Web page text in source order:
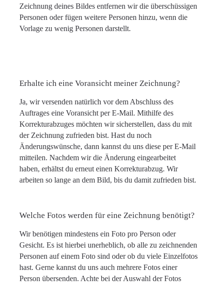
Zeichnung deines Bildes entfernen wir die überschüssigen
Personen oder fügen weitere Personen hinzu, wenn die
Vorlage zu wenig Personen darstellt.
Erhalte ich eine Voransicht meiner Zeichnung?
Ja, wir versenden natürlich vor dem Abschluss des
Auftrages eine Voransicht per E-Mail. Mithilfe des
Korrekturabzuges möchten wir sicherstellen, dass du mit
der Zeichnung zufrieden bist. Hast du noch
Änderungswünsche, dann kannst du uns diese per E-Mail
mitteilen. Nachdem wir die Änderung eingearbeitet
haben, erhältst du erneut einen Korrekturabzug. Wir
arbeiten so lange an dem Bild, bis du damit zufrieden bist.
Welche Fotos werden für eine Zeichnung benötigt?
Wir benötigen mindestens ein Foto pro Person oder
Gesicht. Es ist hierbei unerheblich, ob alle zu zeichnenden
Personen auf einem Foto sind oder ob du viele Einzelfotos
hast. Gerne kannst du uns auch mehrere Fotos einer
Person übersenden. Achte bei der Auswahl der Fotos